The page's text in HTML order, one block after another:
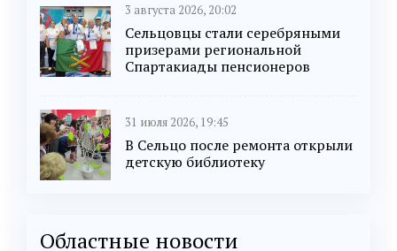
3 августа 2026, 20:02
Сельцовцы стали серебряными
призерами региональной
Спартакиады пенсионеров
31 июля 2026, 19:45
В Сельцо после ремонта открыли
детскую библиотеку
Областные новости